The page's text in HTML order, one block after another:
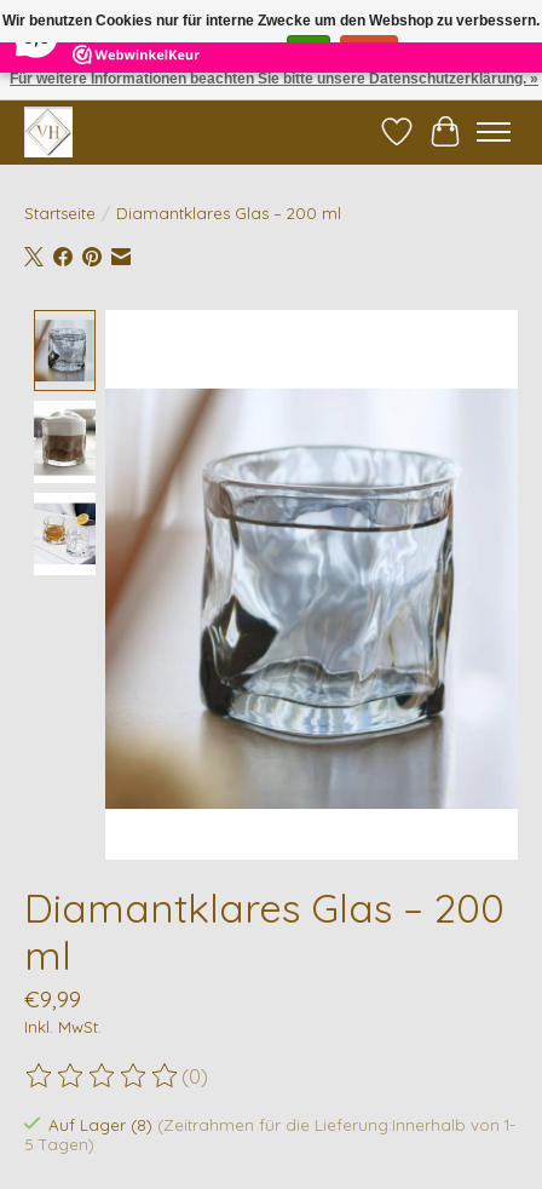
5 Reviews ×
✓ Gratis verzending vanaf €200 | ✓ 14 dagen retourneren
Wunschzettel
Ihr
Startseite / Diamantklares Glas – 200 ml
Diamantklares Glas – 200
ml
€9,99
Inkl. MwSt.
Die Bewertung dieses Produkts ist
(0)
Auf Lager (8) (Zeitrahmen für die Lieferung:Innerhalb von 1-
5 Tagen)
Wir benutzen Cookies nur für interne Zwecke um den Webshop zu verbessern.
Ist das in Ordnung?
Für weitere Informationen beachten Sie bitte unsere Datenschutzerklärung. »